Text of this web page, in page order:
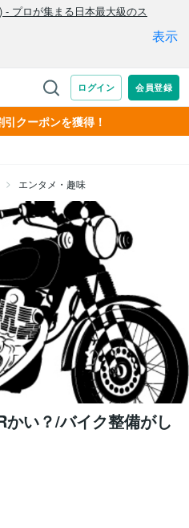
クーポンを獲得！
エンタメ・趣味
い？/バイク整備がし